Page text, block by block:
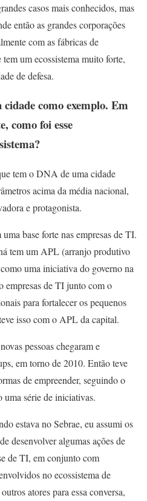
casos mais conhecidos, mas
então as grandes corporações
com as fábricas de
um ecossistema muito forte,
de defesa.
como exemplo. Em
como foi esse
tem o DNA de uma cidade
acima da média nacional,
e protagonista.
base forte nas empresas de TI.
tem um APL (arranjo produtivo
uma iniciativa do governo na
empresas de TI junto com o
para fortalecer os pequenos
isso com o APL da capital.
pessoas chegaram e
em torno de 2010. Então teve
de empreender, seguindo o
uma série de iniciativas.
estava no Sebrae, eu assumi os
desenvolver algumas ações de
de TI, em conjunto com
no ecossistema de
atores para essa conversa,